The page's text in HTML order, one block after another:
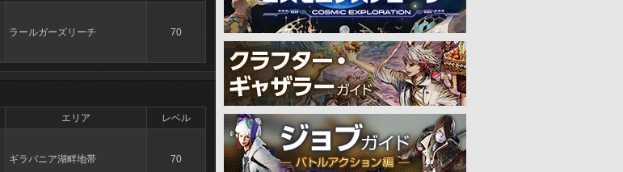
ラールガーズリーチ 70
エリア レベル
ギラバニア湖畔地帯 70